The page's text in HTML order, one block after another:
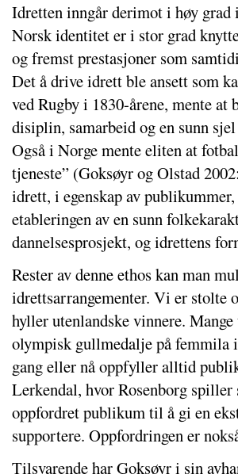
Idretten inngår derimot i høy grad
Norsk identitet er i stor grad
og fremst prestasjoner som
Det å drive idrett ble ansett som
ved Rugby i 1830-årene, mente
disiplin, samarbeid og en sunn
Også i Norge mente eliten at
tjeneste” (Goksøyr og Olstad
idrett, i egenskap av
etableringen av en sunn
dannelsesprosjekt, og idrettens
Rester av denne ethos kan man
idrettsarrangementer. Vi er
hyller utenlandske vinnere.
olympisk gullmedalje på femmila
gang eller nå oppfyller alltid
Lerkendal, hvor Rosenborg
oppfordret publikum til å gi en
supportere. Oppfordringen er
Tilsvarende har Goksøyr i sin